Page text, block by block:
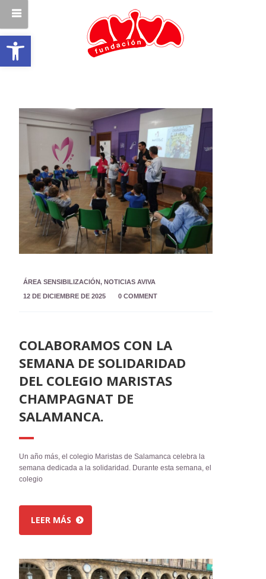
Abrir barra de herramientas
ÁREA SENSIBILIZACIÓN, NOTICIAS AVIVA
12 DE DICIEMBRE DE 2025
0 COMMENT
COLABORAMOS CON LA
SEMANA DE SOLIDARIDAD
DEL COLEGIO MARISTAS
CHAMPAGNAT DE
SALAMANCA.
Un año más, el colegio Maristas de Salamanca celebra la
semana dedicada a la solidaridad. Durante esta semana, el
colegio
LEER MÁS